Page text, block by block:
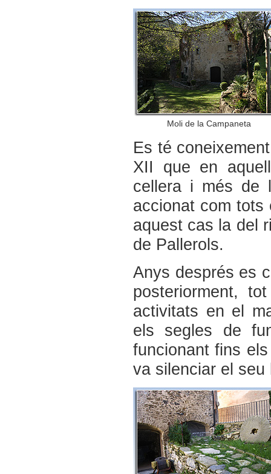
Moli de la Campaneta
Es té
XII que en
cellera i més de
accionat com tots
aquest cas la del
de Pallerols.
Anys després es
posteriorment,
activitats en el
els segles de
funcionant fins
va silenciar el